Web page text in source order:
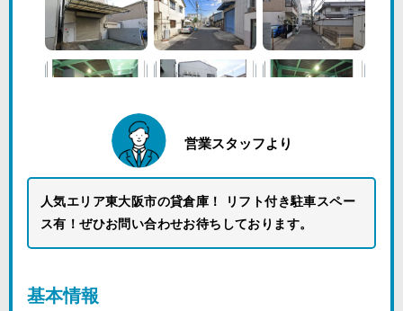
営業スタッフより
人気エリア東大阪市の貸倉庫！ リフト付き駐車スペー
ス有！ぜひお問い合わせお待ちしております。
基本情報